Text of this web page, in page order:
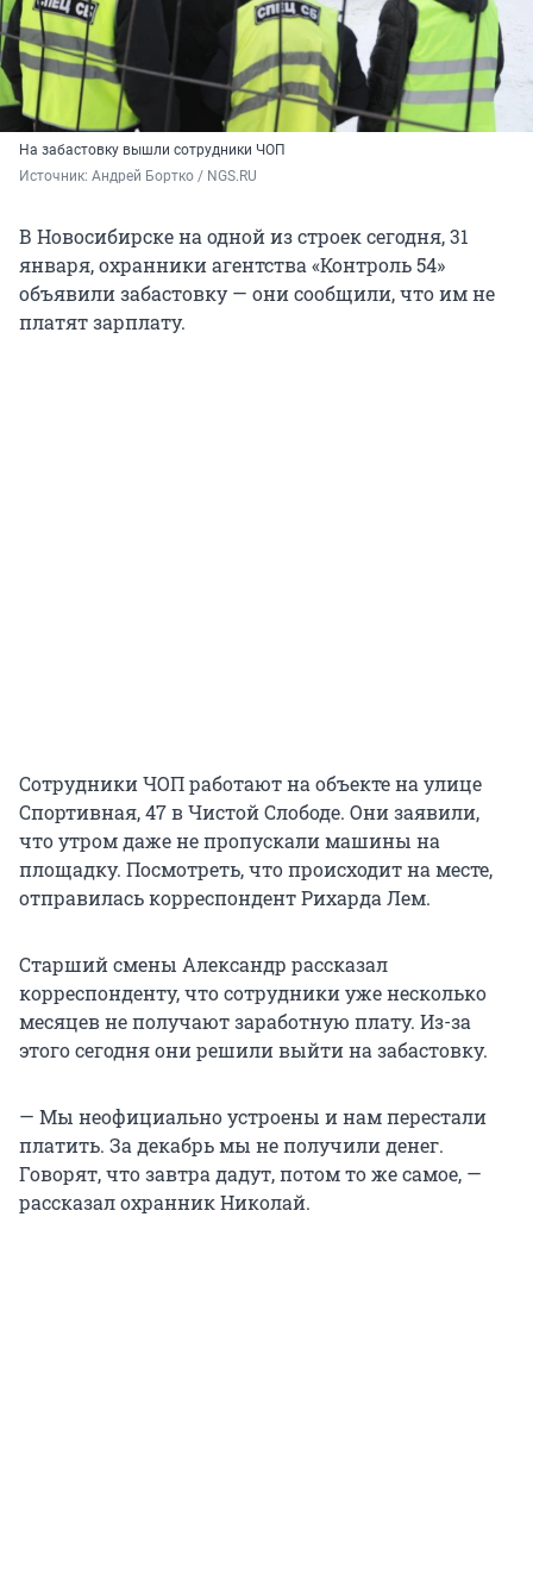
На забастовку вышли сотрудники ЧОП
Источник: Андрей Бортко / NGS.RU
В Новосибирске на одной из строек сегодня, 31
января, охранники агентства «Контроль 54»
объявили забастовку — они сообщили, что им не
платят зарплату.
Сотрудники ЧОП работают на объекте на улице
Спортивная, 47 в Чистой Слободе. Они заявили,
что утром даже не пропускали машины на
площадку. Посмотреть, что происходит на месте,
отправилась корреспондент Рихарда Лем.
Старший смены Александр рассказал
корреспонденту, что сотрудники уже несколько
месяцев не получают заработную плату. Из-за
этого сегодня они решили выйти на забастовку.
— Мы неофициально устроены и нам перестали
платить. За декабрь мы не получили денег.
Говорят, что завтра дадут, потом то же самое, —
рассказал охранник Николай.